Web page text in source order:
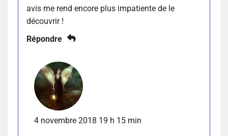
avis me rend encore plus impatiente de le
découvrir !
Répondre
4 novembre 2018 19 h 15 min